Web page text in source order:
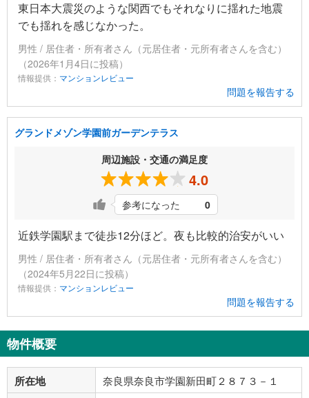
東日本大震災のような関西でもそれなりに揺れた地震
でも揺れを感じなかった。
男性 / 居住者・所有者さん（元居住者・元所有者さんを含む）
（2026年1月4日に投稿）
情報提供： マンションレビュー
問題を報告する
グランドメゾン学園前ガーデンテラス
周辺施設・交通の満足度
4.0
参考になった 0
近鉄学園駅まで徒歩12分ほど。夜も比較的治安がいい
男性 / 居住者・所有者さん（元居住者・元所有者さんを含む）
（2024年5月22日に投稿）
情報提供： マンションレビュー
問題を報告する
物件概要
所在地 奈良県奈良市学園新田町２８７３－１